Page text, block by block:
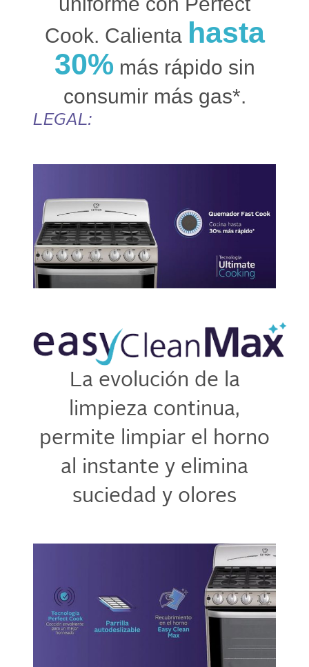
Cook. Calienta hasta
30% más rápido sin
consumir más gas*.
LEGAL:
La evolución de la
limpieza continua,
permite limpiar el horno
al instante y elimina
suciedad y olores